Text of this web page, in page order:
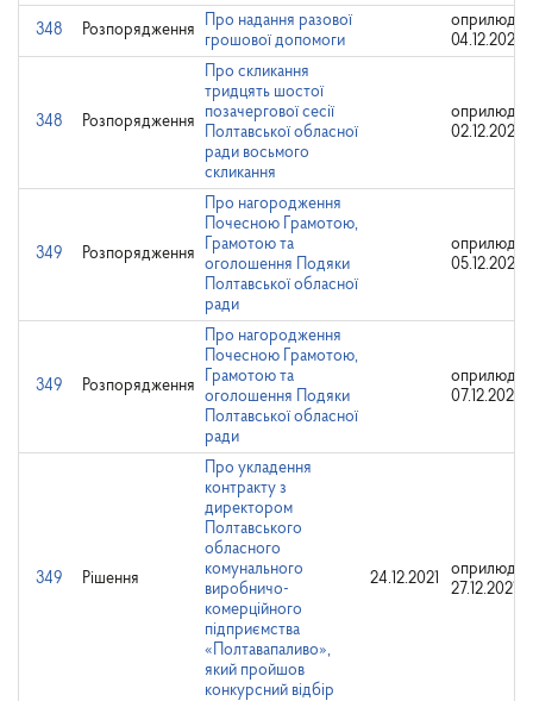
348 Розпорядження
Про надання разової
грошової допомоги
04.12.2023
348 Розпорядження
Про скликання
тридцять шостої
позачергової сесії
Полтавської обласної
ради восьмого
скликання
02.12.2024
349 Розпорядження
Про нагородження
Почесною Грамотою,
Грамотою та
оголошення Подяки
Полтавської обласної
ради
05.12.2024
349 Розпорядження
Про нагородження
Почесною Грамотою,
Грамотою та
оголошення Подяки
Полтавської обласної
ради
07.12.2023
349 Рішення
Про укладення
контракту з
директором
Полтавського
обласного
комунального
виробничо-
комерційного
підприємства
«Полтавапаливо»,
який пройшов
конкурсний відбір
24.12.2021
27.12.2021